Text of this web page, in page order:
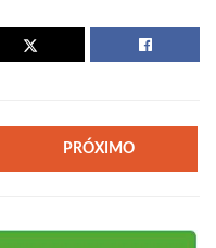
PRÓXIMO